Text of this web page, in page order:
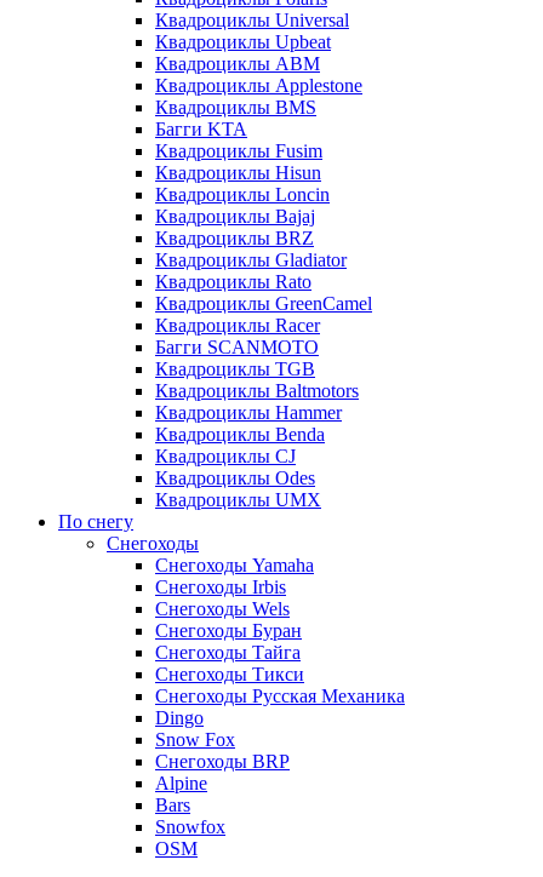
Квадроциклы Universal
Квадроциклы Upbeat
Квадроциклы ABM
Квадроциклы Applestone
Квадроциклы BMS
Багги KTA
Квадроциклы Fusim
Квадроциклы Hisun
Квадроциклы Loncin
Квадроциклы Bajaj
Квадроциклы BRZ
Квадроциклы Gladiator
Квадроциклы Rato
Квадроциклы GreenCamel
Квадроциклы Racer
Багги SCANMOTO
Квадроциклы TGB
Квадроциклы Baltmotors
Квадроциклы Hammer
Квадроциклы Benda
Квадроциклы CJ
Квадроциклы Odes
Квадроциклы UMX
По снегу
Снегоходы
Снегоходы Yamaha
Снегоходы Irbis
Снегоходы Wels
Снегоходы Буран
Снегоходы Тайга
Снегоходы Тикси
Снегоходы Русская Механика
Dingo
Snow Fox
Снегоходы BRP
Alpine
Bars
Snowfox
OSM